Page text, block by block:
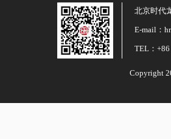
北京时代
E-mail：
TEL：
Copyright